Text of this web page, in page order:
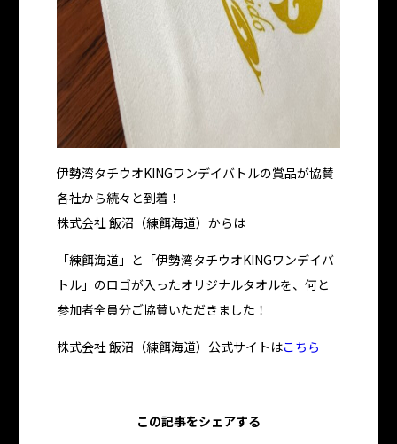
伊勢湾タチウオKINGワンデイバトルの賞品が協賛
各社から続々と到着！
株式会社 飯沼（練餌海道）からは
「練餌海道」と「伊勢湾タチウオKINGワンデイバ
トル」のロゴが入ったオリジナルタオルを、何と
参加者全員分ご協賛いただきました！
株式会社 飯沼（練餌海道）公式サイトはこちら
この記事をシェアする